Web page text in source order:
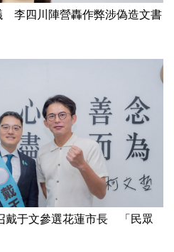
李四川陣營轟作弊涉偽造文書
戴于文參選花蓮市長 「民眾